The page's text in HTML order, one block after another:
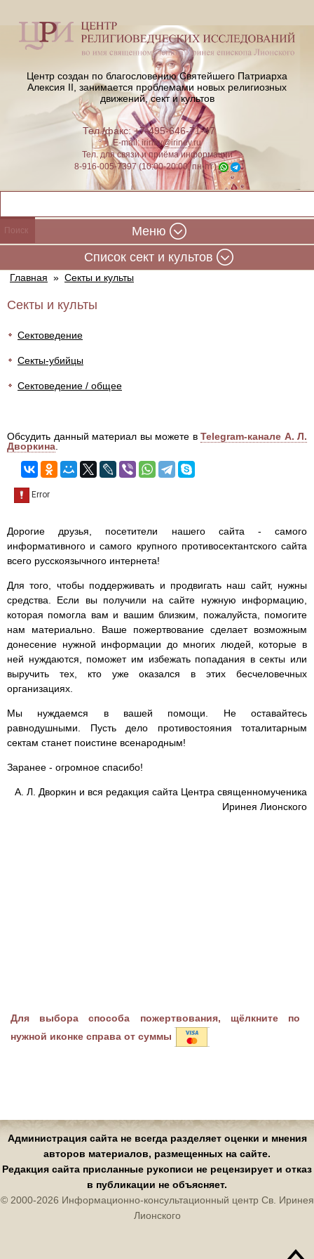
Центр создан по благословению Святейшего Патриарха
Алексия II, занимается проблемами новых религиозных
движений, сект и культов
Тел./факс: +7-495-646-71-47
E-mail:iriney@iriney.ru
Тел. для связи и приёма информации
8-916-005-7397 (10:00-20:00, пн-пт)
Меню
Cписок сект и культов
Главная » Секты и культы
Секты и культы
Сектоведение
Секты-убийцы
Сектоведение / общее
Обсудить данный материал вы можете в Telegram-канале А. Л.
Дворкина
Дорогие друзья, посетители нашего сайта - самого
информативного и самого крупного противосектантского сайта
всего русскоязычного интернета!
Для того, чтобы поддерживать и продвигать наш сайт, нужны
средства. Если вы получили на сайте нужную информацию,
которая помогла вам и вашим близким, пожалуйста, помогите
нам материально. Ваше пожертвование сделает возможным
донесение нужной информации до многих людей, которые в
ней нуждаются, поможет им избежать попадания в секты или
выручить тех, кто уже оказался в этих бесчеловечных
организациях.
Мы нуждаемся в вашей помощи. Не оставайтесь
равнодушными. Пусть дело противостояния тоталитарным
сектам станет поистине всенародным!
Заранее - огромное спасибо!
А. Л. Дворкин и вся редакция сайта Центра священномученика
Иринея Лионского
Для выбора способа пожертвования, щёлкните по
нужной иконке справа от суммы
Администрация сайта не всегда разделяет оценки и мнения
авторов материалов, размещенных на сайте.
Редакция сайта присланные рукописи не рецензирует и отказ
в публикации не объясняет.
© 2000-2026 Информационно-консультационный центр Св. Иринея
Лионского